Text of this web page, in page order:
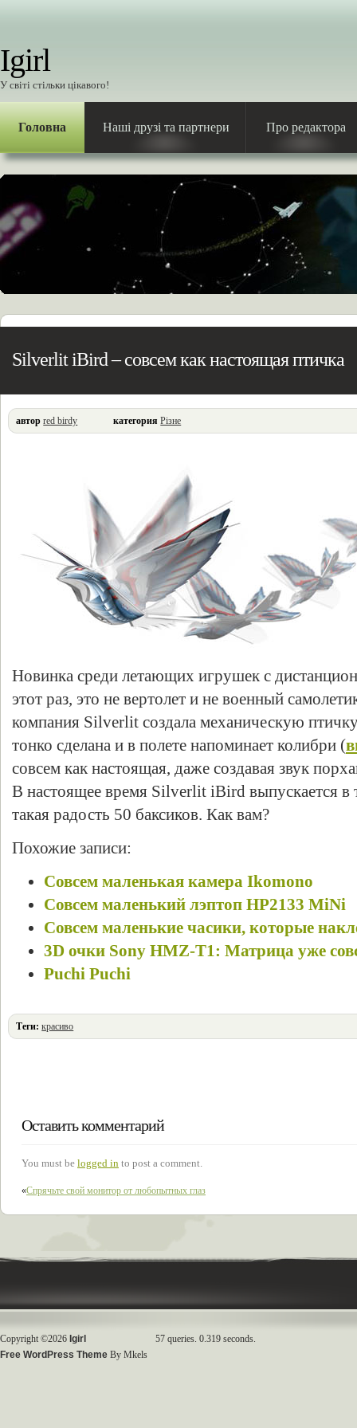
Igirl
У світі стільки цікавого!
Головна Наші друзі та партнери Про редактора
Silverlit iBird – совсем как настоящая птичка
автор red birdy категория Різне
Новинка среди летающих игрушек с
этот раз, это не вертолет и не военный
компания Silverlit создала механическую
тонко сделана и в полете напоминает колибри (
совсем как настоящая, даже создавая звук
В настоящее время Silverlit iBird выпускается в
такая радость 50 баксиков. Как вам?
Похожие записи:
Совсем маленькая камера Ikomono
Совсем маленький лэптоп HP2133 MiNi
Совсем маленькие часики, которые
3D очки Sony HMZ-T1: Матрица уже
Puchi Puchi
Теги: красиво
Оставить комментарий
You must be logged in to post a comment.
«Спрячьте свой монитор от любопытных глаз
Copyright ©2026 Igirl
Free WordPress Theme By Mkels
57 queries. 0.319 seconds.